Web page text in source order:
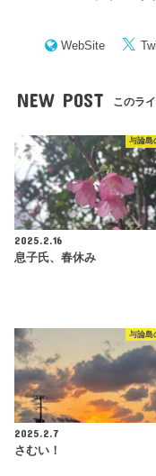
WebSite
NEW POST このラ
与論島
2025.2.16
息子氏、春休み
与論島
2025.2.7
さむい！